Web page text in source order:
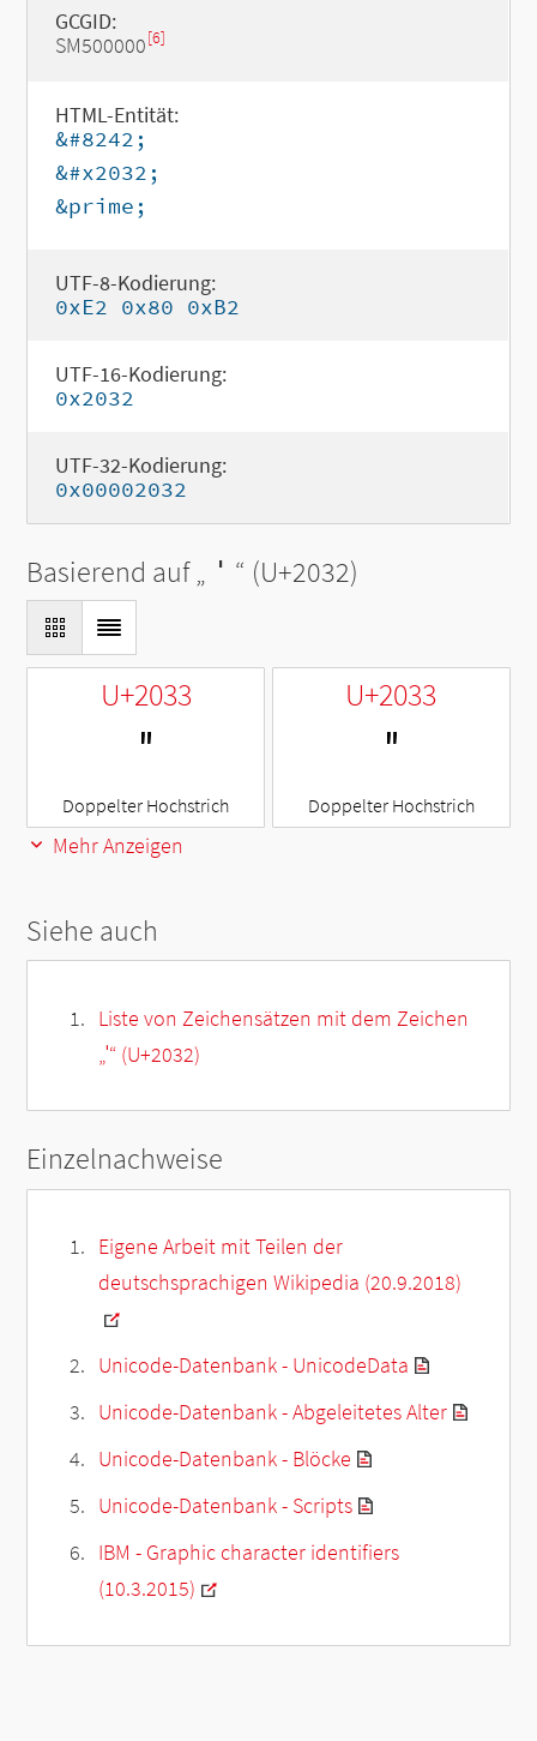
GCGID:
SM500000[6]
HTML-Entität:
&#8242;
&#x2032;
&prime;
UTF-8-Kodierung:
0xE2 0x80 0xB2
UTF-16-Kodierung:
0x2032
UTF-32-Kodierung:
0x00002032
Basierend auf „ ′ “ (U+2032)
U+2033
″
Doppelter Hochstrich
U+2033
″
Doppelter Hochstrich
Mehr Anzeigen
Siehe auch
Liste von Zeichensätzen mit dem Zeichen
„′“ (U+2032)
Einzelnachweise
Eigene Arbeit mit Teilen der
deutschsprachigen Wikipedia (20.9.2018)
Unicode-Datenbank - UnicodeData
Unicode-Datenbank - Abgeleitetes Alter
Unicode-Datenbank - Blöcke
Unicode-Datenbank - Scripts
IBM - Graphic character identifiers
(10.3.2015)